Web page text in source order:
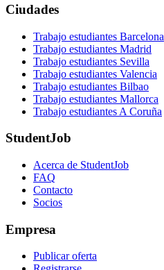
Ciudades
Trabajo estudiantes Barcelona
Trabajo estudiantes Madrid
Trabajo estudiantes Sevilla
Trabajo estudiantes Valencia
Trabajo estudiantes Bilbao
Trabajo estudiantes Mallorca
Trabajo estudiantes A Coruña
StudentJob
Acerca de StudentJob
FAQ
Contacto
Socios
Empresa
Publicar oferta